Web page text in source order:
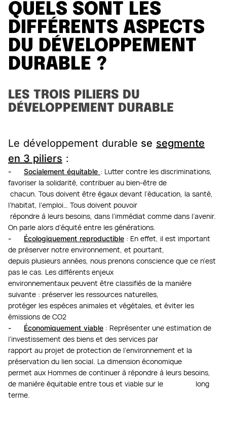
QUELS SONT LES
DIFFÉRENTS ASPECTS
DU DÉVELOPPEMENT
DURABLE ?
LES TROIS PILIERS DU
DÉVELOPPEMENT DURABLE
Le développement durable se segmente
en 3 piliers :
- Socialement équitable : Lutter contre les discriminations,
favoriser la solidarité, contribuer au bien-être de
chacun. Tous doivent être égaux devant l’éducation, la santé,
l’habitat, l’emploi… Tous doivent pouvoir
répondre à leurs besoins, dans l’immédiat comme dans l’avenir.
On parle alors d’équité entre les générations.
- Écologiquement reproductible : En effet, il est important
de préserver notre environnement, et pourtant,
depuis plusieurs années, nous prenons conscience que ce n’est
pas le cas. Les différents enjeux
environnementaux peuvent être classifiés de la manière
suivante : préserver les ressources naturelles,
protéger les espèces animales et végétales, et éviter les
émissions de CO2
- Économiquement viable : Représenter une estimation de
l’investissement des biens et des services par
rapport au projet de protection de l’environnement et la
préservation du lien social. La dimension économique
permet aux Hommes de continuer à répondre à leurs besoins,
de manière équitable entre tous et viable sur le long
terme.